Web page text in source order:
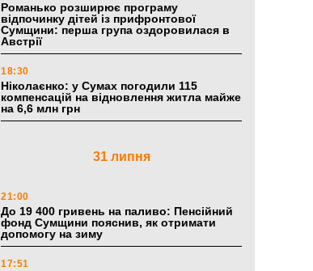
Романько розширює програму
відпочинку дітей із прифронтової
Сумщини: перша група оздоровилася в
Австрії
18:30
Ніколаєнко: у Сумах погодили 115
компенсацій на відновлення житла майже
на 6,6 млн грн
31 липня
21:00
До 19 400 гривень на паливо: Пенсійний
фонд Сумщини пояснив, як отримати
допомогу на зиму
17:51